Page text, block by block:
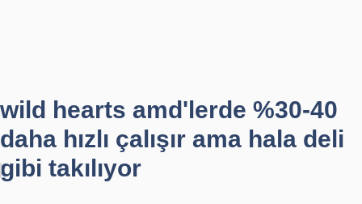
wild hearts amd'lerde %30-40
daha hızlı çalışır ama hala deli
gibi takılıyor